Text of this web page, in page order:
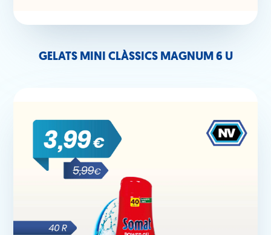
GELATS MINI CLÀSSICS MAGNUM 6 U